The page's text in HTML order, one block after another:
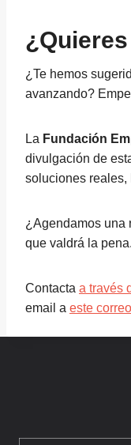
¿Te hemos
avanzando?
La Fundación
divulgación de
soluciones reales,
¿Agendamos una
que valdrá la pena.
Contacta a través
email a este correo